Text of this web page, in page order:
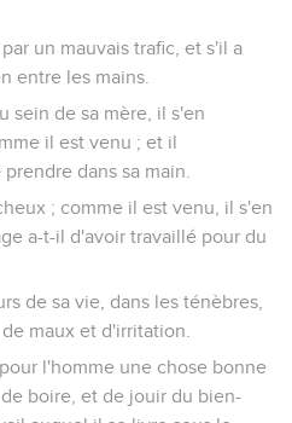
un mauvais trafic, et s'il a
entre les mains.
sein de sa mère, il s'en
il est venu ; et il
dans sa main.
; comme il est venu, il s'en
a-t-il d'avoir travaillé pour du
de sa vie, dans les ténèbres,
maux et d'irritation.
l'homme une chose bonne
boire, et de jouir du bien-